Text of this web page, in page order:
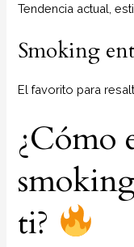
Tendencia actual,
Smoking
El favorito para
¿Cómo
ti?